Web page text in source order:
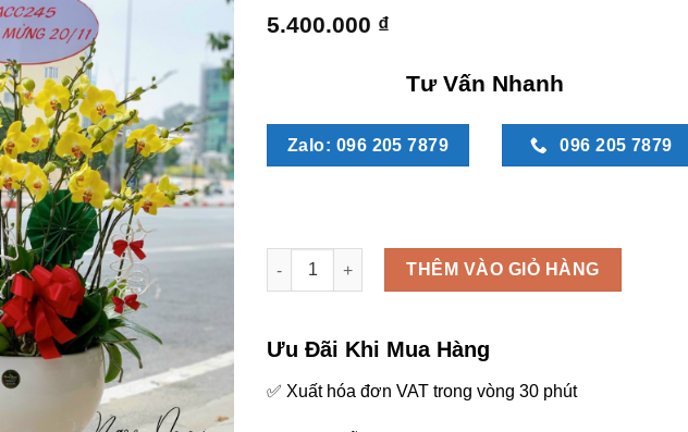
5.400.000 ₫
Tư Vấn Nhanh
Zalo: 096 205 7879 096 205 7879
Chậu lan hồ điệp - LHD17 số lượng
THÊM VÀO GIỎ HÀNG
Ưu Đãi Khi Mua Hàng
✅ Xuất hóa đơn VAT trong vòng 30 phút